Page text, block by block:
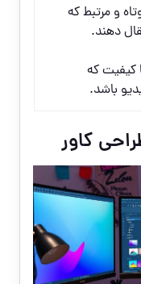
و مرتبط که
دهند.
کیفیت که
کاور